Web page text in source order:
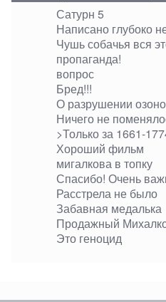
Сатурн 5
Написано глубоко
Чушь собачья вся
пропаганда!
вопрос
Бред!!!
О разрушении
Ничего не
>Только за 1661-
Хороший фильм
мигалкова в топку
Спасибо! Очень
Расстрела не было
Забавная медалька
Продажный
Это геноцид